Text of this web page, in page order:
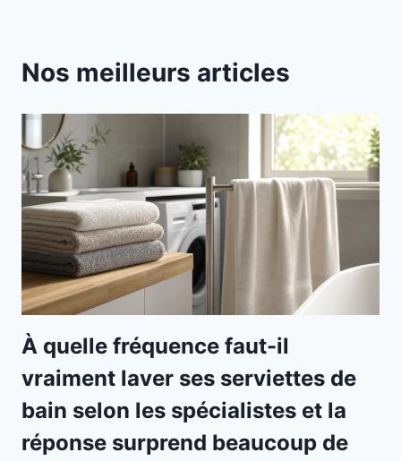
Nos meilleurs articles
À quelle fréquence faut-il
vraiment laver ses serviettes de
bain selon les spécialistes et la
réponse surprend beaucoup de